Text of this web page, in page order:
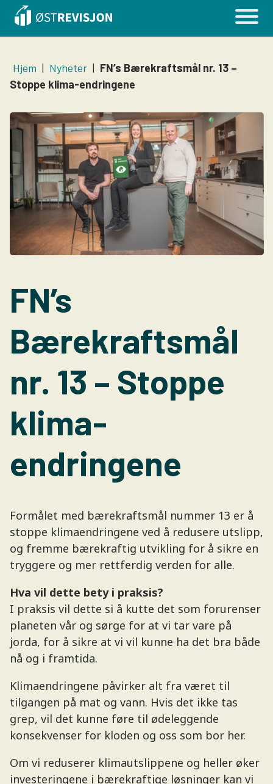
Hjem | Nyheter | FN’s Bærekraftsmål nr. 13 –
Stoppe klima-endringene
FN’s
Bærekraftsmål
nr. 13 – Stoppe
klima-
endringene
Formålet med bærekraftsmål nummer 13 er å
stoppe klimaendringene ved å redusere utslipp,
og fremme bærekraftig utvikling for å sikre en
tryggere og mer rettferdig verden for alle.
Hva vil dette bety i praksis?
I praksis vil dette si å kutte det som forurenser
planeten vår og sørge for at vi tar vare på
jorda, for å sikre at vi vil kunne ha det bra både
nå og i framtida.
Klimaendringene påvirker alt fra været til
tilgangen på mat og vann. Hvis det ikke tas
grep, vil det kunne føre til ødeleggende
konsekvenser for kloden og oss som bor her.
Om vi reduserer klimautslippene og heller øker
investeringene i bærekraftige løsninger kan vi